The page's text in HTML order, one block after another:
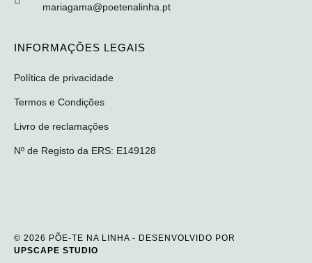
mariagama@poetenalinha.pt
INFORMAÇÕES LEGAIS
Política de privacidade
Termos e Condições
Livro de reclamações
Nº de Registo da ERS: E149128
© 2026 PÕE-TE NA LINHA - DESENVOLVIDO POR
UPSCAPE STUDIO